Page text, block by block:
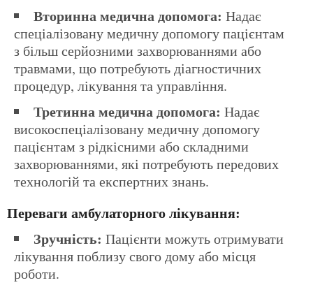
Вторинна медична допомога: Надає
спеціалізовану медичну допомогу пацієнтам
з більш серйозними захворюваннями або
травмами, що потребують діагностичних
процедур, лікування та управління.
Третинна медична допомога: Надає
високоспеціалізовану медичну допомогу
пацієнтам з рідкісними або складними
захворюваннями, які потребують передових
технологій та експертних знань.
Переваги амбулаторного лікування:
Зручність: Пацієнти можуть отримувати
лікування поблизу свого дому або місця
роботи.